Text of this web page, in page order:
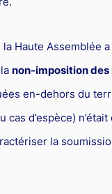
la Haute Assemblée
non-imposition des
en-dehors du
cas d’espèce)
la